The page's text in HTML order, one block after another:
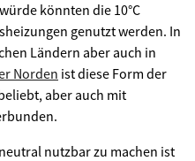
könnten die 10°C
genutzt werden. In
Ländern aber auch in
Norden ist diese Form der
aber auch mit
nutzbar zu machen ist